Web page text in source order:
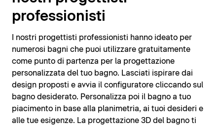
professionisti
I nostri progettisti professionisti hanno ideato per
numerosi bagni che puoi utilizzare gratuitamente
come punto di partenza per la progettazione
personalizzata del tuo bagno. Lasciati ispirare dai
design proposti e avvia il configuratore cliccando sul
bagno desiderato. Personalizza poi il bagno a tuo
piacimento in base alla planimetria, ai tuoi desideri e
alle tue esigenze. La progettazione 3D del bagno ti